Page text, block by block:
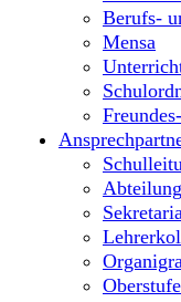
Berufs-
Mensa